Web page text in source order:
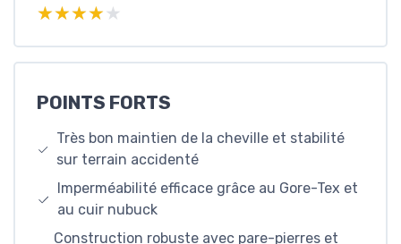
★★★★★
★★★★★
POINTS FORTS
Très bon maintien de la cheville et stabilité
sur terrain accidenté
Imperméabilité efficace grâce au Gore-Tex et
au cuir nubuck
Construction robuste avec pare-pierres et